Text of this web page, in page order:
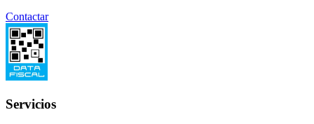
Contactar
Servicios